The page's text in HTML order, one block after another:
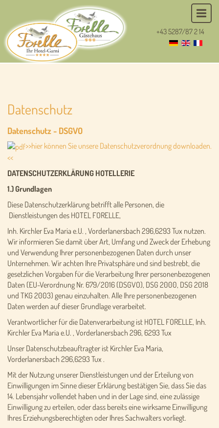
+43 5287/87 2 14
Datenschutz
Datenschutz - DSGVO
>>hier können Sie unsere Datenschutzverordnung downloaden.
<<
DATENSCHUTZERKLÄRUNG HOTELLERIE
1.) Grundlagen
Diese Datenschutzerklärung betrifft alle Personen, die
Dienstleistungen des HOTEL FORELLE,
Inh. Kirchler Eva Maria e.U. , Vorderlanersbach 296,6293 Tux nutzen.
Wir informieren Sie damit über Art, Umfang und Zweck der Erhebung
und Verwendung Ihrer personenbezogenen Daten durch unser
Unternehmen. Wir achten Ihre Privatsphäre und sind bestrebt, die
gesetzlichen Vorgaben für die Verarbeitung Ihrer personenbezogenen
Daten (EU-Verordnung Nr. 679/2016 (DSGVO), DSG 2000, DSG 2018
und TKG 2003) genau einzuhalten. Alle Ihre personenbezogenen
Daten werden auf dieser Grundlage verarbeitet.
Verantwortlicher für die Datenverarbeitung ist HOTEL FORELLE, Inh.
Kirchler Eva Maria e.U. , Vorderlanersbach 296, 6293 Tux
Unser Datenschutzbeauftragter ist Kirchler Eva Maria,
Vorderlanersbach 296,6293 Tux .
Mit der Nutzung unserer Dienstleistungen und der Erteilung von
Einwilligungen im Sinne dieser Erklärung bestätigen Sie, dass Sie das
14. Lebensjahr vollendet haben und in der Lage sind, eine zulässige
Einwilligung zu erteilen, oder dass bereits eine wirksame Einwilligung
Ihres Erziehungsberechtigten oder Ihres Sachwalters vorliegt.